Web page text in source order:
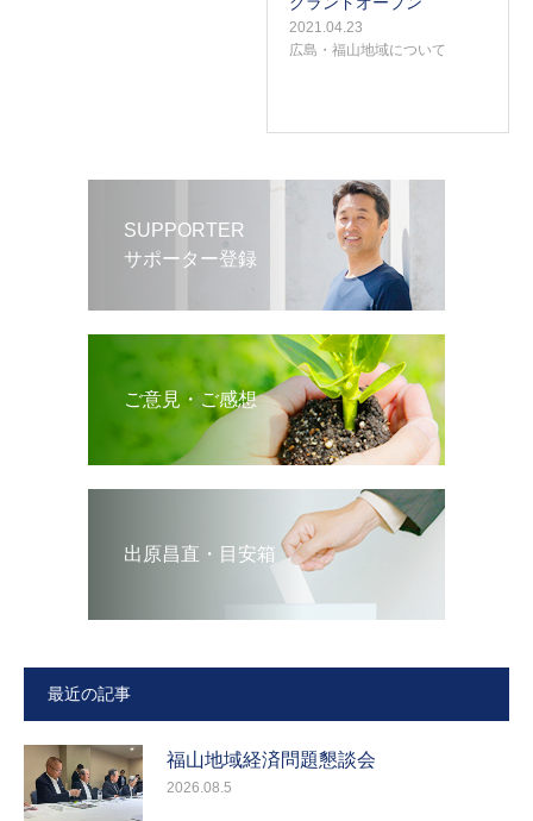
2021.04.23
広島・福山地域について
SUPPORTER
サポーター登録
ご意見・ご感想
出原昌直・目安箱
最近の記事
福山地域経済問題懇談会
2026.08.5